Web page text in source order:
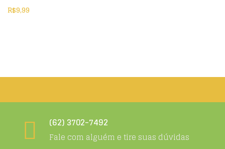
R$9,99
(62) 3702-7492
Fale com alguém e tire suas dúvidas